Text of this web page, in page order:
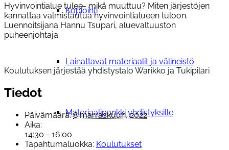
Kopiointi
Lainattavat materiaalit ja välineistö
Materiaalipankki yhdistyksille
Hyvinvointialue tulee- mikä muuttuu? Miten järjestöjen
kannattaa valmistautua hyvinvointialueen tuloon.
Luennoitsijana Hannu Tsupari, aluevaltuuston
puheenjohtaja.
Koulutuksen järjestää yhdistystalo Warikko ja Tukipilari
Tiedot
Päivämäärä: 8 marraskuun, 2022
Aika:
14:30 - 16:00
Tapahtumaluokka: Koulutukset